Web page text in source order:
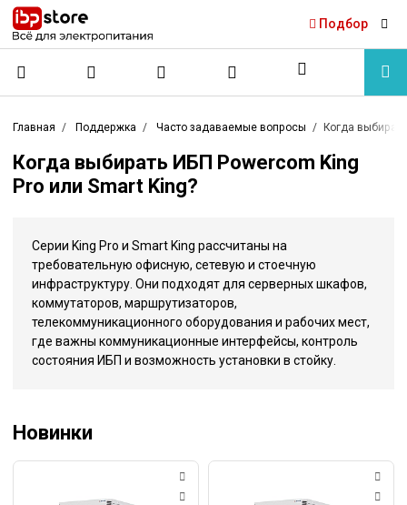
Подбор
Главная Поддержка Часто задаваемые вопросы Когда
Когда выбирать ИБП Powercom King
Pro или Smart King?
Серии King Pro и Smart King рассчитаны на
требовательную офисную, сетевую и стоечную
инфраструктуру. Они подходят для серверных шкафов,
коммутаторов, маршрутизаторов,
телекоммуникационного оборудования и рабочих мест,
где важны коммуникационные интерфейсы, контроль
состояния ИБП и возможность установки в стойку.
Новинки